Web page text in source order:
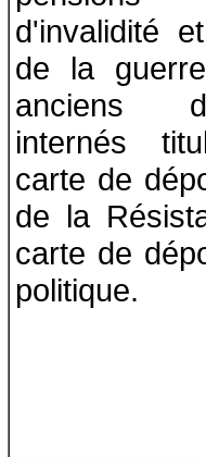
d'invalidité
de la
anciens
internés
carte de
de la
carte de
politique.